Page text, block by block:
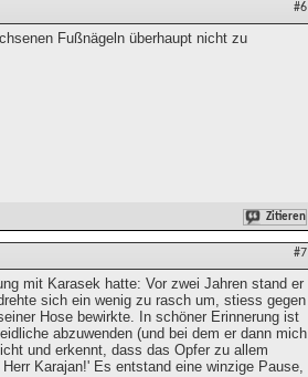
#6
Fußnägeln überhaupt nicht zu
Zitieren
#7
mit Karasek hatte: Vor zwei Jahren stand er
sich ein wenig zu rasch um, stiess gegen
Hose bewirkte. In schöner Erinnerung ist
abzuwenden (und bei dem er dann mich
und erkennt, dass das Opfer zu allem
Karajan!' Es entstand eine winzige Pause,